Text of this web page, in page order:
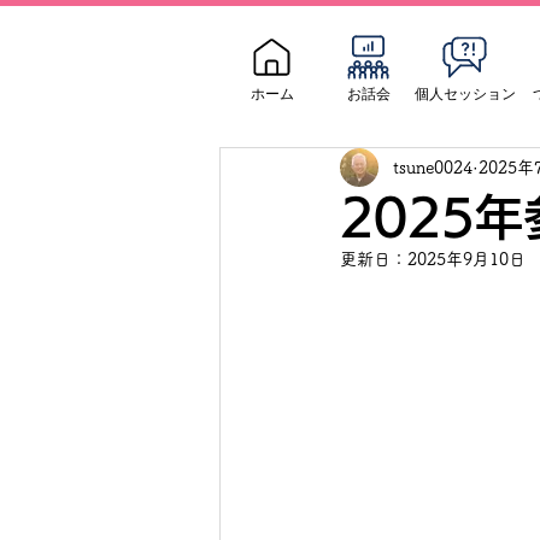
ホーム お話会 個人セッション
2025年
tsune0024 2025年
更新日： 2025年9月10日